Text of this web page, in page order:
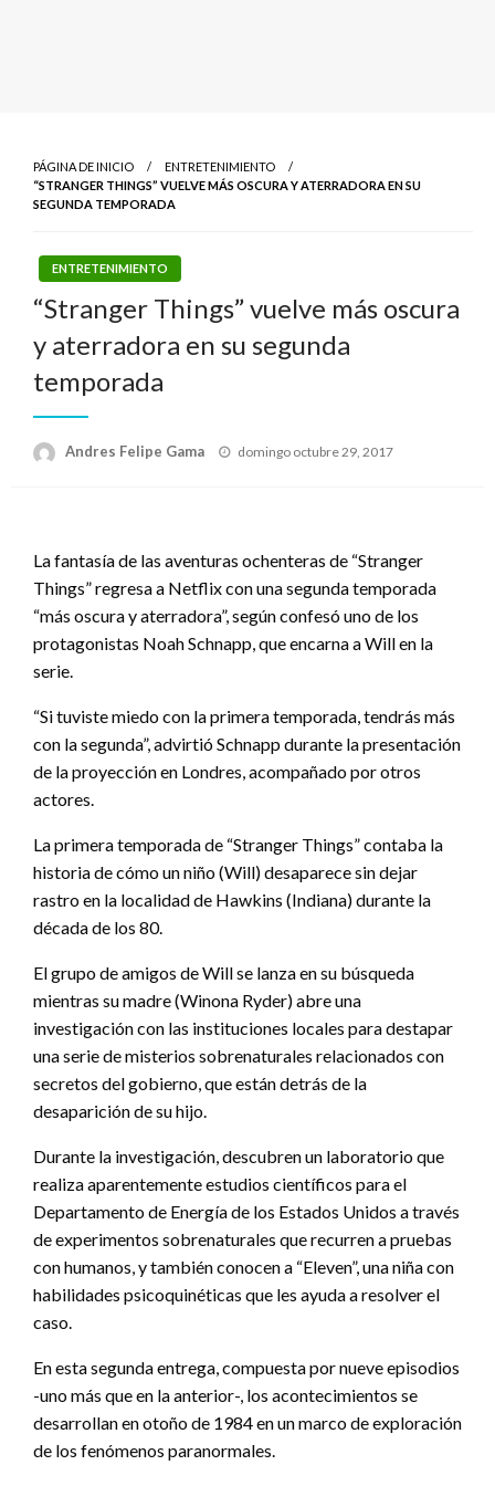
PÁGINA DE INICIO
ENTRETENIMIENTO
“STRANGER THINGS” VUELVE MÁS OSCURA Y ATERRADORA EN SU
SEGUNDA TEMPORADA
ENTRETENIMIENTO
“Stranger Things” vuelve más oscura
y aterradora en su segunda
temporada
Andres Felipe Gama
Publicado
domingo octubre 29, 2017
La fantasía de las aventuras ochenteras de “Stranger
Things” regresa a Netflix con una segunda temporada
“más oscura y aterradora”, según confesó uno de los
protagonistas Noah Schnapp, que encarna a Will en la
serie.
“Si tuviste miedo con la primera temporada, tendrás más
con la segunda”, advirtió Schnapp durante la presentación
de la proyección en Londres, acompañado por otros
actores.
La primera temporada de “Stranger Things” contaba la
historia de cómo un niño (Will) desaparece sin dejar
rastro en la localidad de Hawkins (Indiana) durante la
década de los 80.
El grupo de amigos de Will se lanza en su búsqueda
mientras su madre (Winona Ryder) abre una
investigación con las instituciones locales para destapar
una serie de misterios sobrenaturales relacionados con
secretos del gobierno, que están detrás de la
desaparición de su hijo.
Durante la investigación, descubren un laboratorio que
realiza aparentemente estudios científicos para el
Departamento de Energía de los Estados Unidos a través
de experimentos sobrenaturales que recurren a pruebas
con humanos, y también conocen a “Eleven”, una niña con
habilidades psicoquinéticas que les ayuda a resolver el
caso.
En esta segunda entrega, compuesta por nueve episodios
-uno más que en la anterior-, los acontecimientos se
desarrollan en otoño de 1984 en un marco de exploración
de los fenómenos paranormales.